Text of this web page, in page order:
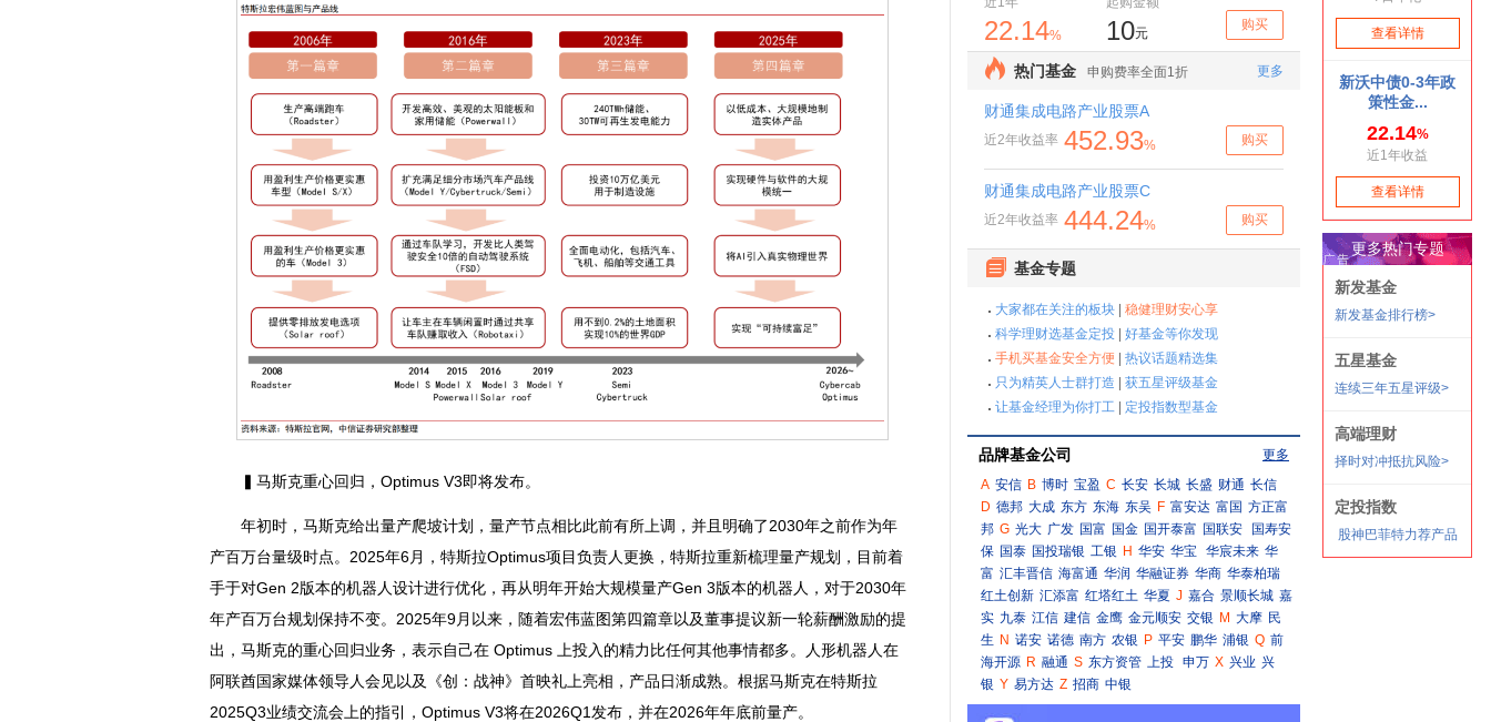
▍马斯克重心回归，Optimus V3即将发布。
年初时，马斯克给出量产爬坡计划，量产节点相比此前有所上调，并且明确了2030年之前作为年
产百万台量级时点。2025年6月，特斯拉Optimus项目负责人更换，特斯拉重新梳理量产规划，目前着
手于对Gen 2版本的机器人设计进行优化，再从明年开始大规模量产Gen 3版本的机器人，对于2030年
年产百万台规划保持不变。2025年9月以来，随着宏伟蓝图第四篇章以及董事提议新一轮薪酬激励的提
出，马斯克的重心回归业务，表示自己在 Optimus 上投入的精力比任何其他事情都多。
人形机器人在
阿联酋国家媒体领导人会见以及《创：战神》首映礼上亮相，产品日渐成熟。根据马斯克在特斯拉
2025Q3业绩交流会上的指引，Optimus V3将在2026Q1发布，并在2026年年底前量产。
品牌基金公司
更多
A 安信 B 博时 宝盈 C 长安 长城 长盛 财通 长信
D 德邦 大成 东方 东海 东吴 F 富安达 富国 方正富
邦 G 光大 广发 国富 国金 国开泰富 国联安
国寿安
保 国泰 国投瑞银 工银 H 华安 华宝 华宸未来 华
富 汇丰晋信 海富通 华润 华融证券 华商 华泰柏瑞
红土创新 汇添富 红塔红土 华夏 J 嘉合 景顺长城 嘉
实 九泰 江信 建信 金鹰 金元顺安 交银 M 大摩 民
生 N 诺安 诺德 南方 农银 P 平安 鹏华 浦银 Q 前
海开源 R 融通 S 东方资管 上投 申万 X 兴业 兴
银 Y 易方达 Z 招商 中银